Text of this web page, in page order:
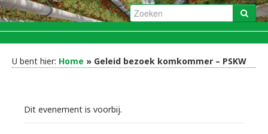
U bent hier: Home » Geleid bezoek komkommer – PSKW
Dit evenement is voorbij.